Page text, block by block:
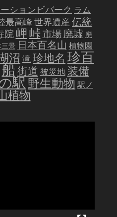
ションビバーク ラム
最高峰 世界遺産 伝統
院岬峠市場 廃墟 廃
三景 日本百名山 植物園
沼 滝珍地名 珍百
船街道 被災地 装備
駅野生動物 駅ノ
植物